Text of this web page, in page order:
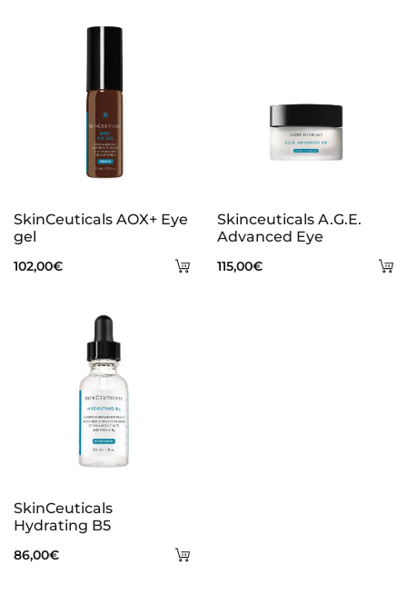
Añadir
SkinCeuticals AOX+ Eye
gel
102,00€
Skinceuticals A.G.E.
Advanced Eye
115,00€
Añadir
SkinCeuticals
Hydrating B5
86,00€